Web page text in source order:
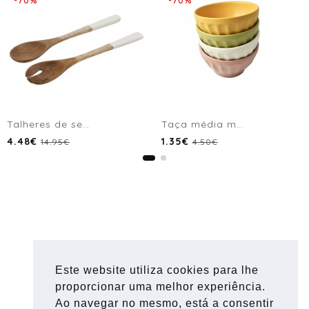
Este website utiliza cookies para lhe
proporcionar uma melhor experiência.
Ao navegar no mesmo, está a consentir
Talheres de servir branco
4.48€ 14.95€
Taça média mate
1.35€ 4.50€